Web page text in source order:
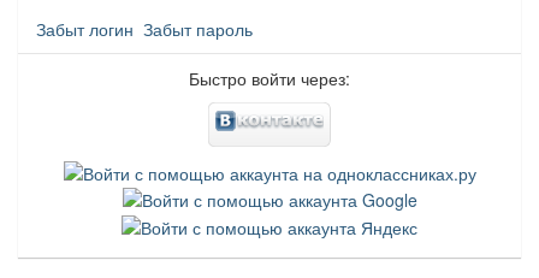
Забыт логин Забыт пароль
Быстро войти через: